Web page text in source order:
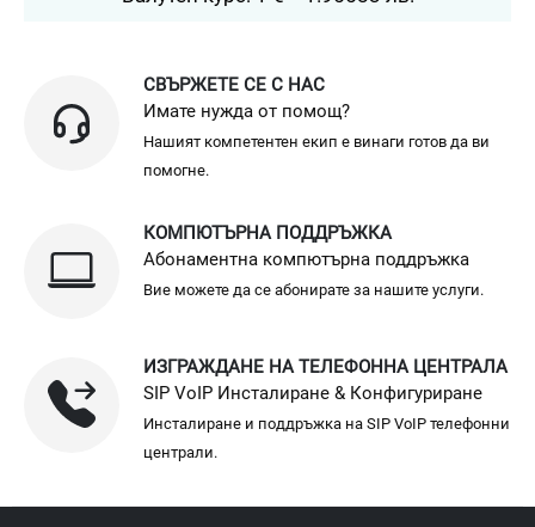
СВЪРЖЕТЕ СЕ С НАС
Имате нужда от помощ?
Нашият компетентен екип е винаги готов да ви
помогне.
КОМПЮТЪРНА ПОДДРЪЖКА
Абонаментна компютърна поддръжка
Вие можете да се абонирате за нашите услуги.
ИЗГРАЖДАНЕ НА ТЕЛЕФОННА ЦЕНТРАЛА
SIP VoIP Инсталиране & Конфигуриране
Инсталиране и поддръжка на SIP VoIP телефонни
централи.